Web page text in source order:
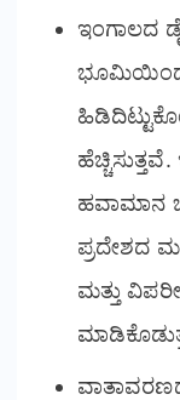
ಇಂಗಾಲದ
ಭೂಮಿಯಿಂದ
ಹವಾಮಾನ
ಪ್ರದೇಶದ
ಮತ್ತು